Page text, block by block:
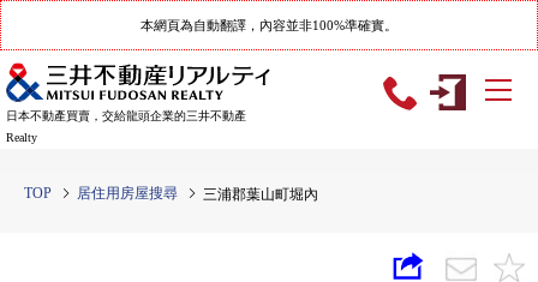
本網頁為自動翻譯，內容並非100%準確實。
日本不動產買賣，交給龍頭企業的三井不動產
Realty
TOP 居住用房屋搜尋 三浦郡葉山町堀內